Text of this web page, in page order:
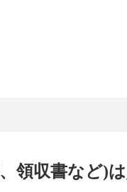
領収書など)は